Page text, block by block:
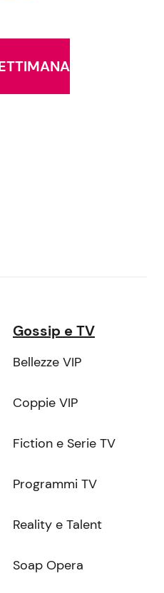
Gossip e TV
Bellezze VIP
Coppie VIP
Fiction e Serie TV
Programmi TV
Reality e Talent
Soap Opera